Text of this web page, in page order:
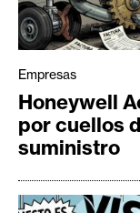
Empresas
Honeywell
por cuellos
suministro